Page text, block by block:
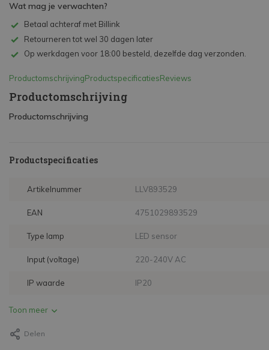
Wat mag je verwachten?
Betaal achteraf met Billink
Retourneren tot wel 30 dagen later
Op werkdagen voor 18:00 besteld, dezelfde dag verzonden.
ProductomschrijvingProductspecificatiesReviews
Productomschrijving
Productomschrijving
Productspecificaties
Artikelnummer LLV893529
EAN 4751029893529
Type lamp LED sensor
Input (voltage) 220-240V AC
IP waarde IP20
Toon meer
Delen